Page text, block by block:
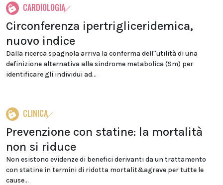
CARDIOLOGIA
Circonferenza ipertrigliceridemica,
nuovo indice
Dalla ricerca spagnola arriva la conferma dell''utilità di una
definizione alternativa alla sindrome metabolica (Sm) per
identificare gli individui ad...
CLINICA
Prevenzione con statine: la mortalità
non si riduce
Non esistono evidenze di benefici derivanti da un trattamento
con statine in termini di ridotta mortalit&agrave per tutte le
cause...